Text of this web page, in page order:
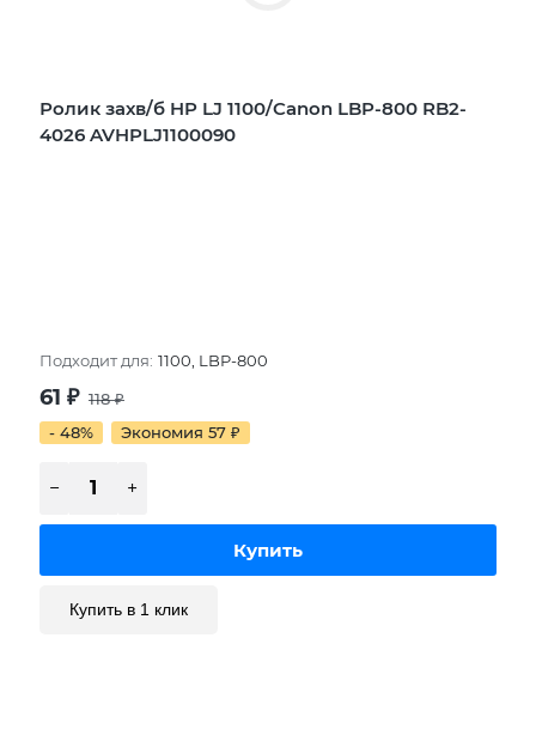
Ролик захв/б HP LJ 1100/Canon LBP-800 RB2-
4026 AVHPLJ1100090
Подходит для: 1100, LBP-800
61 ₽ 118₽
- 48%
Экономия 57 ₽
Купить в 1 клик